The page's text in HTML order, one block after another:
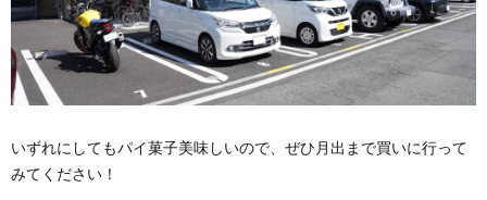
いずれにしてもパイ菓子美味しいので、ぜひ月出まで買いに行って
みてください！